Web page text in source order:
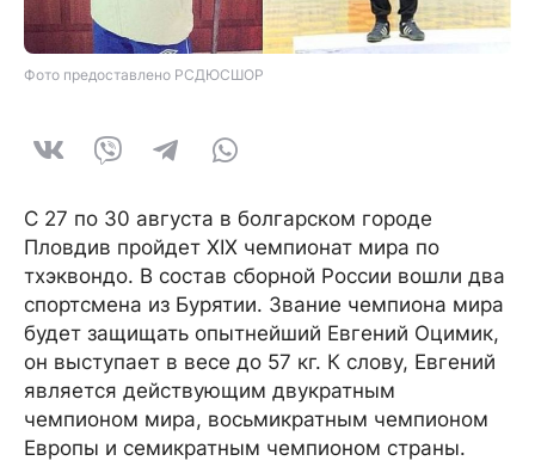
Фото предоставлено РСДЮСШОР
С 27 по 30 августа в болгарском городе
Пловдив пройдет XIX чемпионат мира по
тхэквондо. В состав сборной России вошли два
спортсмена из Бурятии. Звание чемпиона мира
будет защищать опытнейший Евгений Оцимик,
он выступает в весе до 57 кг. К слову, Евгений
является действующим двукратным
чемпионом мира, восьмикратным чемпионом
Европы и семикратным чемпионом страны.